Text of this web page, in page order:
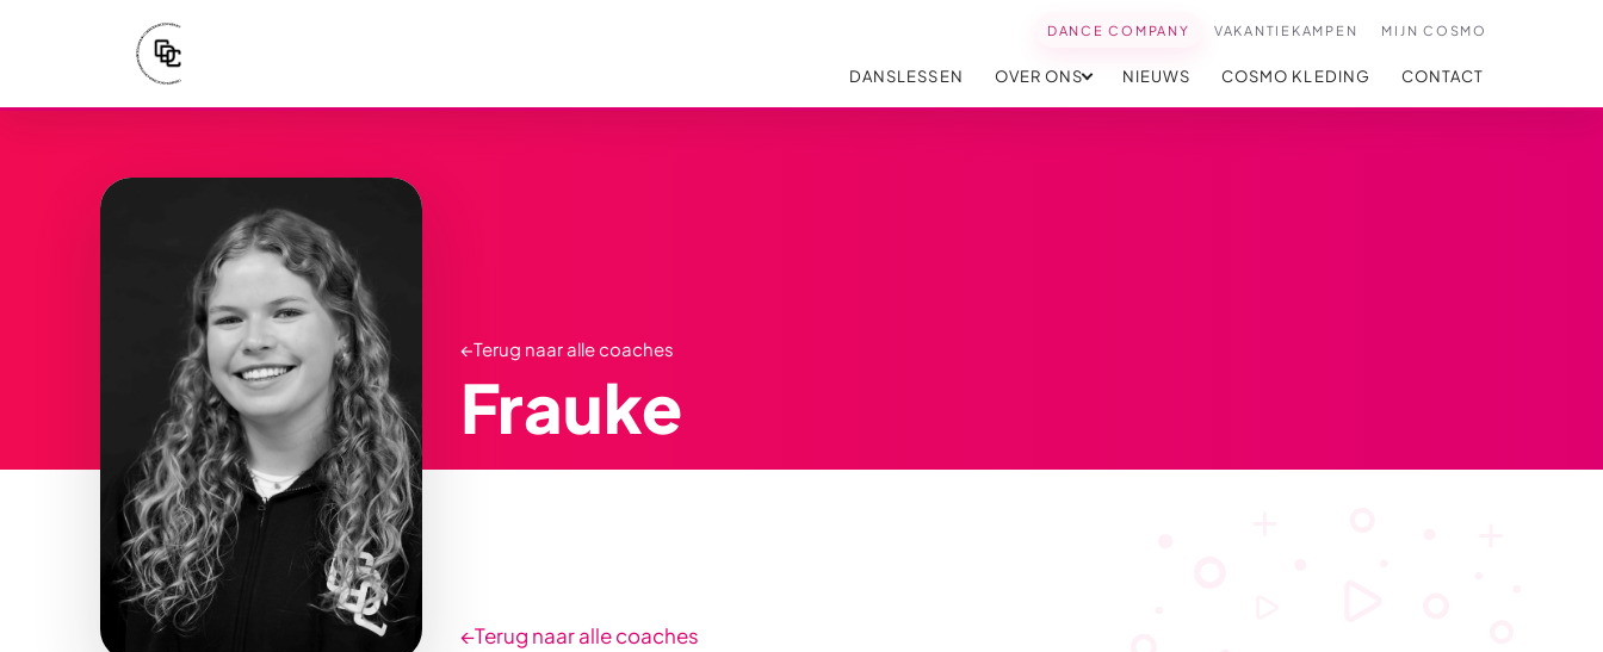
DANCE COMPANY VAKANTIEKAMPEN MIJN COSMO
DANSLESSEN OVER ONS NIEUWS COSMO KLEDING CONTACT
←Terug naar alle coaches
Frauke
←Terug naar alle coaches